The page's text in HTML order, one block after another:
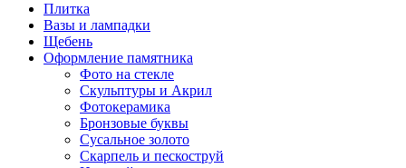
Плитка
Вазы и лампадки
Щебень
Оформление памятника
Фото на стекле
Скульптуры и Акрил
Фотокерамика
Бронзовые буквы
Сусальное золото
Скарпель и пескоструй